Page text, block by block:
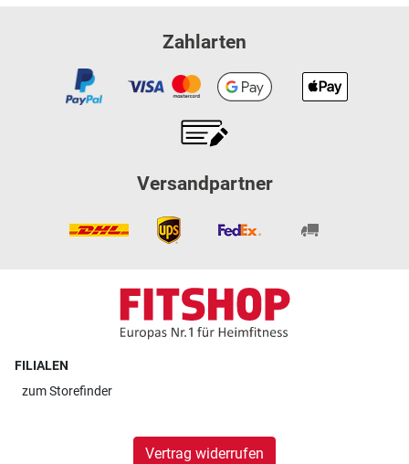
Zahlarten
Versandpartner
FILIALEN
zumStorefinder
Vertrag widerrufen